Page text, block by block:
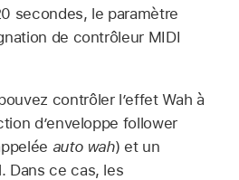
secondes, le paramètre
de contrôleur MIDI
contrôler l’effet Wah à
d’enveloppe follower
auto wah) et un
Dans ce cas, les